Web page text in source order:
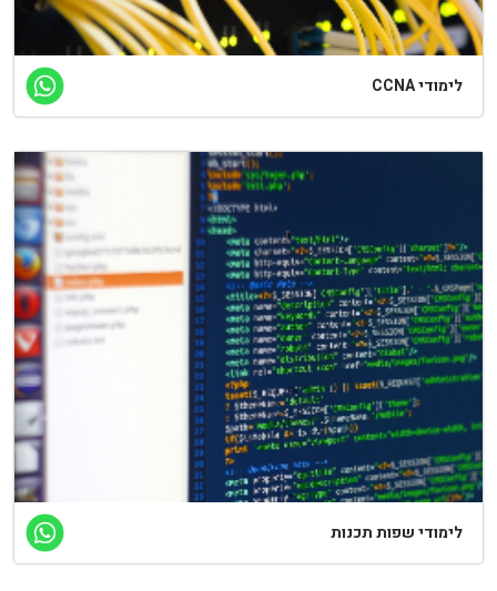
לימודי CCNA
לימודי שפות תכנות